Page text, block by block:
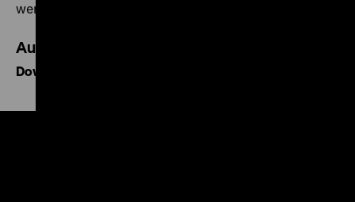
werden.
Audioquelle
Download MP3